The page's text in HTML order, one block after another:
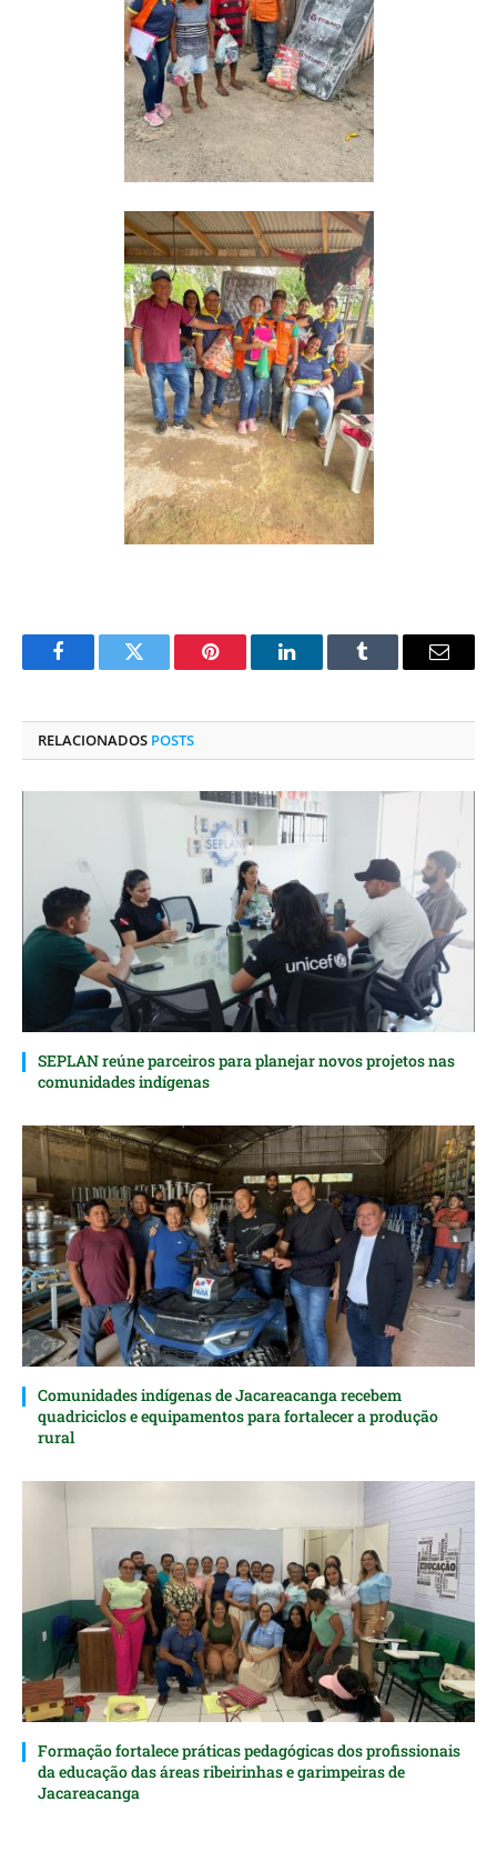
FacebookTwitter Pinterest O
Tumblr
E-
RELACIONADOS POSTS
SEPLAN reúne parceiros para planejar novos projetos nas
comunidades indígenas
Comunidades indígenas de Jacareacanga recebem
quadriciclos e equipamentos para fortalecer a produção
rural
Formação fortalece práticas pedagógicas dos profissionais
da educação das áreas ribeirinhas e garimpeiras de
Jacareacanga